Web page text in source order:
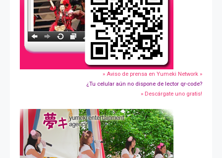
» Aviso de prensa en Yumeki Network »
¿Tu celular aún no dispone de lector qr-code?
» Descárgate uno gratis!